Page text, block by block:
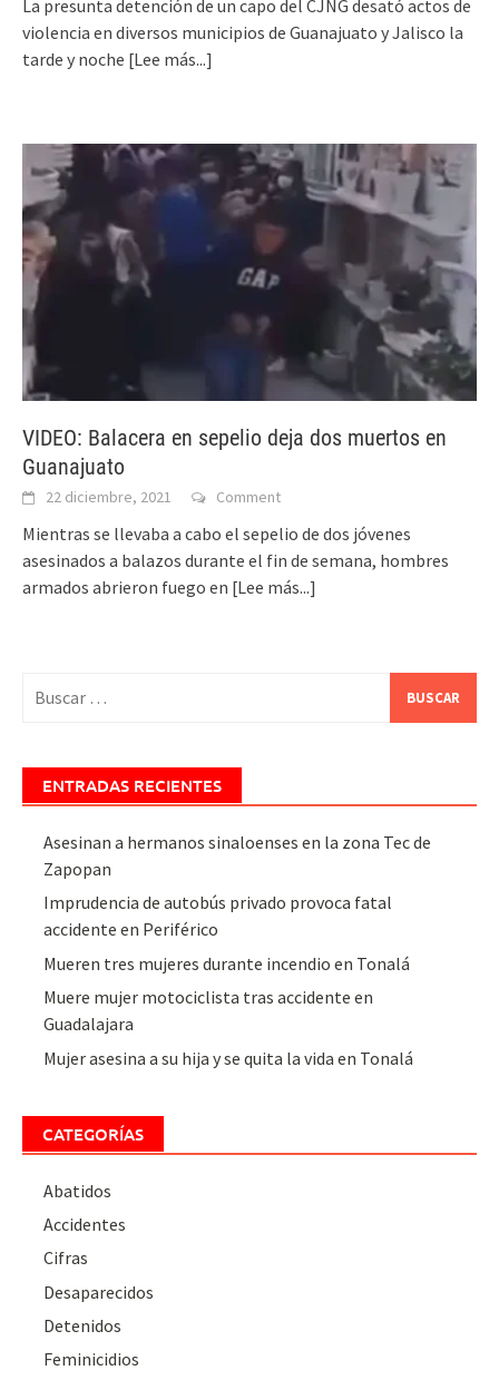
La presunta detención de un capo del CJNG desató actos de
violencia en diversos municipios de Guanajuato y Jalisco la
tarde y noche [Lee más...]
VIDEO: Balacera en sepelio deja dos muertos en
Guanajuato
22 diciembre, 2021 Comment
Mientras se llevaba a cabo el sepelio de dos jóvenes
asesinados a balazos durante el fin de semana, hombres
armados abrieron fuego en [Lee más...]
ENTRADAS RECIENTES
Asesinan a hermanos sinaloenses en la zona Tec de
Zapopan
Imprudencia de autobús privado provoca fatal
accidente en Periférico
Mueren tres mujeres durante incendio en Tonalá
Muere mujer motociclista tras accidente en
Guadalajara
Mujer asesina a su hija y se quita la vida en Tonalá
CATEGORÍAS
Abatidos
Accidentes
Cifras
Desaparecidos
Detenidos
Feminicidios